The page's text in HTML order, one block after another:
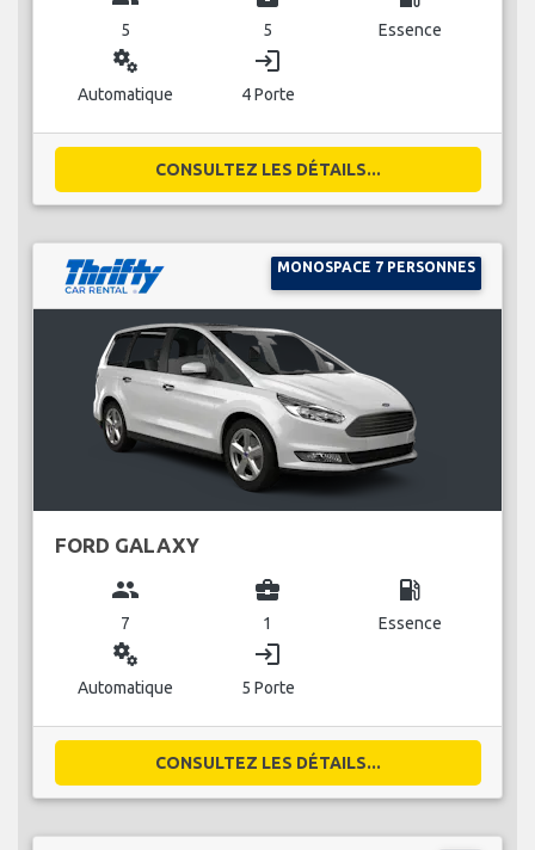
5 5 Essence
miscellaneous_services
Automatique
login
4 Porte
CONSULTEZ LES DÉTAILS...
MONOSPACE 7 PERSONNES
FORD GALAXY
group
7
business_center
1
local_gas_station
Essence
miscellaneous_services
Automatique
login
5 Porte
CONSULTEZ LES DÉTAILS...